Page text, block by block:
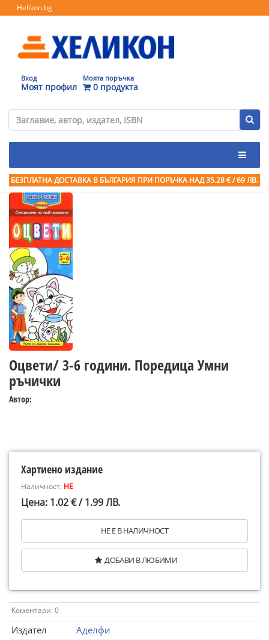
Helikon.bg
Вход
Моят профил
Моята поръчка
0 продукта
БЕЗПЛАТНА ДОСТАВКА В БЪЛГАРИЯ ПРИ ПОРЪЧКА НАД 35.28 € / 69 ЛВ.
Оцвети/ 3-6 години. Поредица Умни
ръчички
Автор:
Хартиено издание
Наличност: НЕ
Цена: 1.02 € / 1.99 ЛВ.
НЕ Е В НАЛИЧНОСТ
ДОБАВИ В ЛЮБИМИ
Коментари: 0
Издател
Аделфи